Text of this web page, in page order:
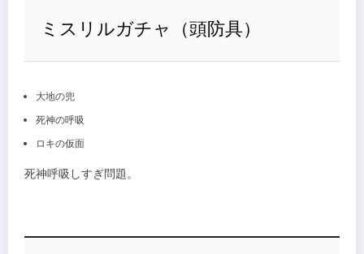
ミスリルガチャ（頭防具）
大地の兜
死神の呼吸
ロキの仮面
死神呼吸しすぎ問題。